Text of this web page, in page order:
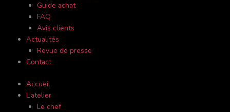
Guide achat
FAQ
Avis clients
Actualités
Revue de presse
Contact
Accueil
L’atelier
Le chef